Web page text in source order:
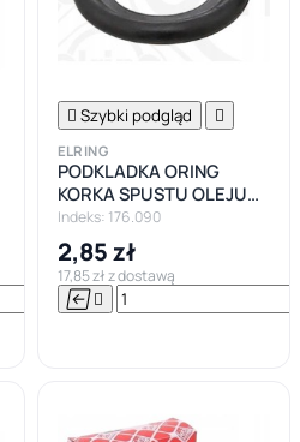


 Szybki podgląd 
ELRING
PODKLADKA ORING
KORKA SPUSTU OLEJU
FORD MAZDA JAGUAR
VOLVO ALFA
Indeks: 176.090
2,85 zł
17,85 zł z dostawą
 